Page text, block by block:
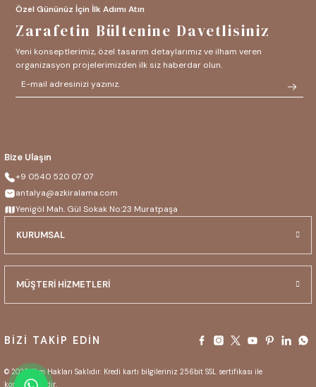
Bize Ulaşın
+9 0540 520 07 07
antalya@azkiralama.com
Yenigöl Mah. Gül Sokak No:23 Muratpaşa
KURUMSAL
MÜŞTERİ HİZMETLERİ
BİZİ TAKİP EDİN
© 2025 Tüm Hakları Saklıdır. Kredi kartı bilgileriniz 256bit SSL sertifikası ile
korunmaktadır.
Özel Gününüz İçin İlk Adımı Atın
Zarafetin Bültenine Davetlisiniz
Yeni konseptlerimiz, özel tasarım detaylarımız ve ilham veren
organizasyon projelerimizden ilk siz haberdar olun.